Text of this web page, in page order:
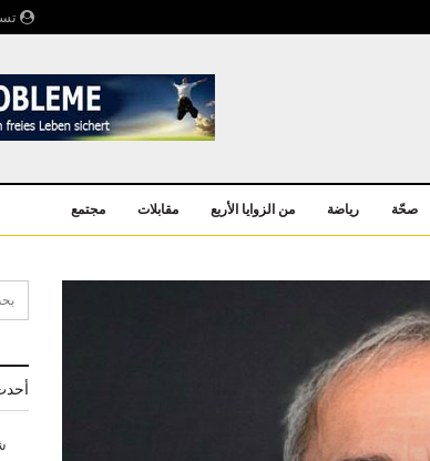
صحّة رياضة من الزوايا الأربع مقابلات مجتمع